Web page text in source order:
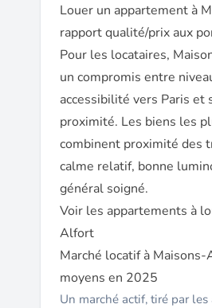
Louer un appartement à
rapport qualité/prix aux
Pour les locataires,
un compromis entre
accessibilité vers Paris et
proximité. Les biens les
combinent proximité des
calme relatif, bonne
général soigné.
Voir les appartements à
Alfort
Marché locatif à
moyens en 2025
Un marché actif, tiré par les